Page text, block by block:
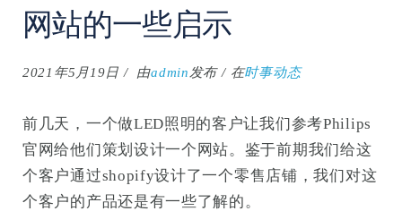
网站的一些启示
2021年5月19日 由admin发布 在时事动态
前几天，一个做LED照明的客户让我们参考Philips
官网给他们策划设计一个网站。鉴于前期我们给这
个客户通过shopify设计了一个零售店铺，我们对这
个客户的产品还是有一些了解的。